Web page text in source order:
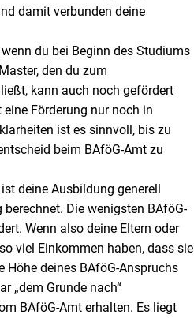
damit verbunden deine
du bei Beginn des Studiums
den du zum
kann auch noch gefördert
Förderung nur noch in
ist es sinnvoll, bis zu
beim BAföG-Amt zu
deine Ausbildung generell
Die wenigsten BAföG-
Wenn also deine Eltern oder
viel Einkommen haben, dass sie
deines BAföG-Anspruchs
„dem Grunde nach“
BAföG-Amt erhalten. Es liegt